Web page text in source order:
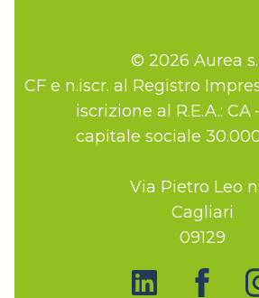
© 2026 Aurea
CF e n.iscr. al Registro
iscrizione al R.E.A.: CA
capitale sociale
Via Pietro Leo
Cagliari
09129